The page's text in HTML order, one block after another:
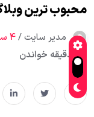
محبوب ترین
مدیر سایت /4 سال
0دقیقه خواندن